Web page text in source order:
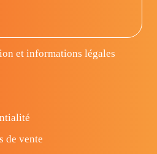
et informations légales
de vente